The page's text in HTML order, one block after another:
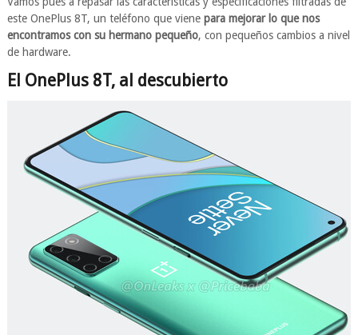
este OnePlus 8T, un teléfono que viene para mejorar lo que nos
encontramos con su hermano pequeño, con pequeños cambios a nivel
de hardware.
El OnePlus 8T, al descubierto